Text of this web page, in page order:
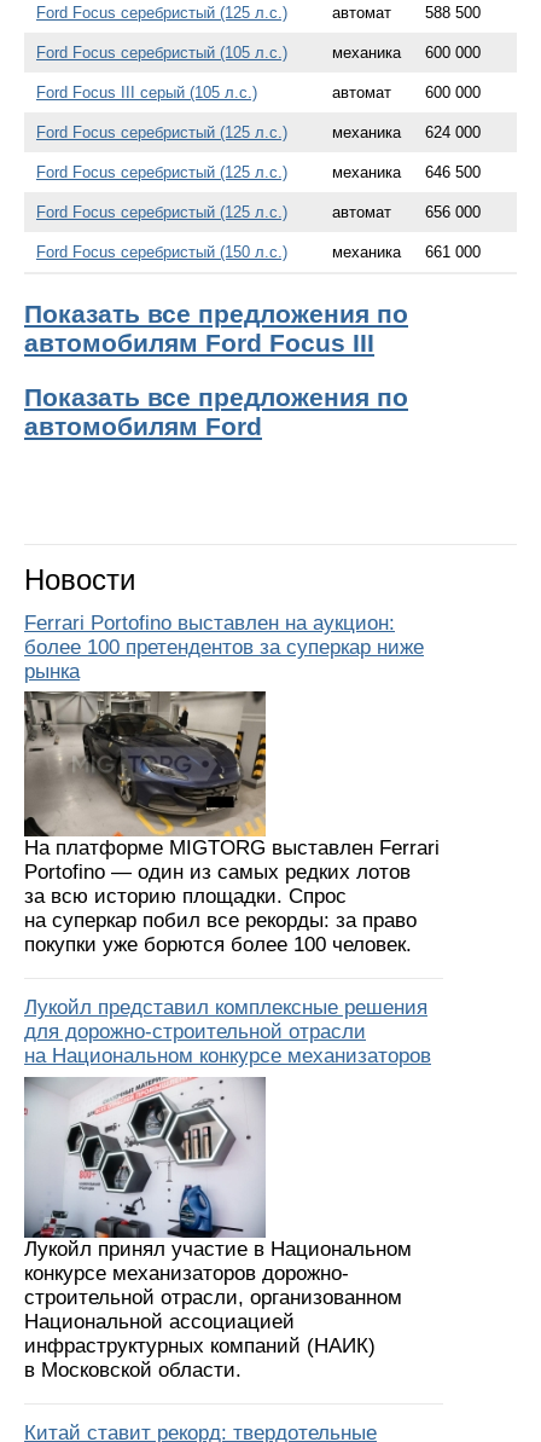
Ford Focus серебристый (125 л.с.) автомат 588 500
Ford Focus серебристый (105 л.с.) механика 600 000
Ford Focus III серый (105 л.с.) автомат 600 000
Ford Focus серебристый (125 л.с.) механика 624 000
Ford Focus серебристый (125 л.с.) механика 646 500
Ford Focus серебристый (125 л.с.) автомат 656 000
Ford Focus серебристый (150 л.с.) механика 661 000
Показать все предложения по
автомобилям Ford Focus III
Показать все предложения по
автомобилям Ford
Новости
Ferrari Portofino выставлен на аукцион:
более 100 претендентов за суперкар ниже
рынка
На платформе MIGTORG выставлен Ferrari
Portofino — один из самых редких лотов
за всю историю площадки. Спрос
на суперкар побил все рекорды: за право
покупки уже борются более 100 человек.
Лукойл представил комплексные решения
для дорожно-строительной отрасли
на Национальном конкурсе механизаторов
Лукойл принял участие в Национальном
конкурсе механизаторов дорожно-
строительной отрасли, организованном
Национальной ассоциацией
инфраструктурных компаний (НАИК)
в Московской области.
Китай ставит рекорд: твердотельные